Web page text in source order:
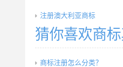
注册澳大利亚商标
猜你喜欢商
商标注册怎么分类？